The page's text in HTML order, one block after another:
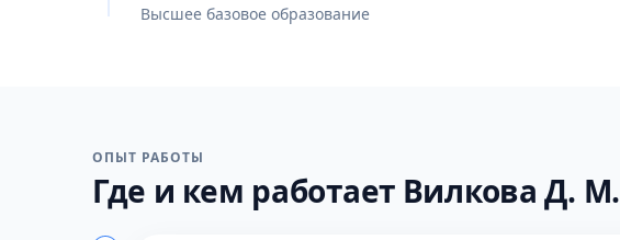
Высшее базовое образование
ОПЫТ РАБОТЫ
Где и кем работает Вилкова Д. М.